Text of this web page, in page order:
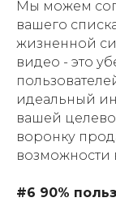
Мы можем
вашего
жизненной
видео - это
идеальный
вашей
воронку
возможности
#6 90%